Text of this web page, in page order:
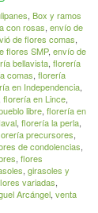
, Box y ramos
con rosas, envío de
de flores comas,
flores SMP, envío de
bellavista, florería
comas, florería
en Independencia,
florería en Lince,
libre, florería en
, florería la perla,
precursores,
de condolencias,
, flores
, girasoles y
variadas,
Arcángel, venta